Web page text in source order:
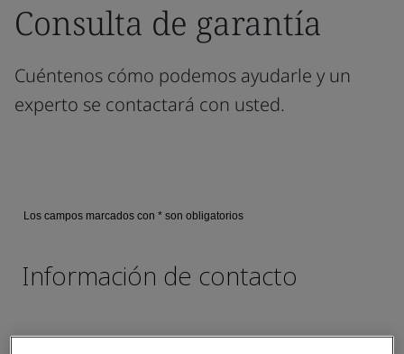
Consulta de garantía
Cuéntenos cómo podemos ayudarle y un
experto se contactará con usted.